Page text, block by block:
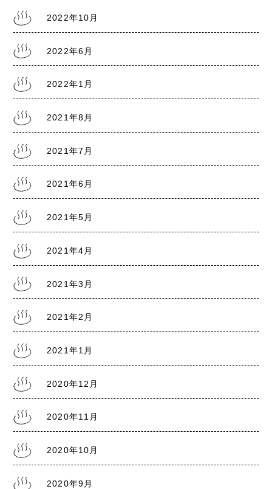
2022.1.20
2021.8.5
2021.7.30
熊本銭湯の日記『熊本まん延防止宣言7/31～
2021.7.28
熊本銭湯の日記『リスクレベル5 厳戒警報』
1
2022年10月
2022年6月
2022年1月
2021年8月
2021年7月
2021年6月
2021年5月
2021年4月
2021年3月
2021年2月
2021年1月
2020年12月
2020年11月
2020年10月
2020年9月